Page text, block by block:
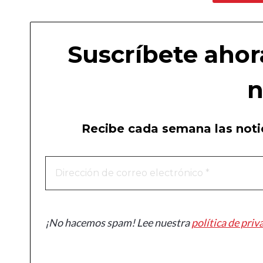
Suscríbete
Recibe cada semana las
¡No hacemos spam! Lee nuestrapolítica de